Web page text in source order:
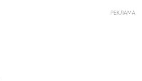
РЕКЛАМА